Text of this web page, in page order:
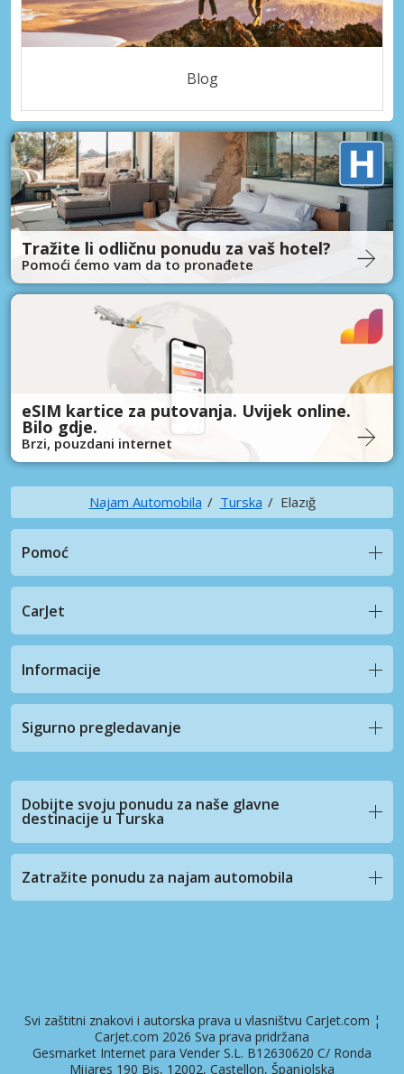
Blog
Tražite li odličnu ponudu za vaš hotel?
Pomoći ćemo vam da to pronađete
eSIM kartice za putovanja. Uvijek online.
Bilo gdje.
Brzi, pouzdani internet
Najam Automobila Turska Elazığ
Pomoć
CarJet
Informacije
Sigurno pregledavanje
Dobijte svoju ponudu za naše glavne
destinacije u Turska
Zatražite ponudu za najam automobila
Svi zaštitni znakovi i autorska prava u vlasništvu CarJet.com ¦
CarJet.com 2026 Sva prava pridržana
Gesmarket Internet para Vender S.L. B12630620 C/ Ronda
Mijares 190 Bis, 12002, Castellon, Španjolska